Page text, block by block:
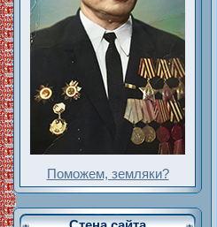
Поможем, земляки?